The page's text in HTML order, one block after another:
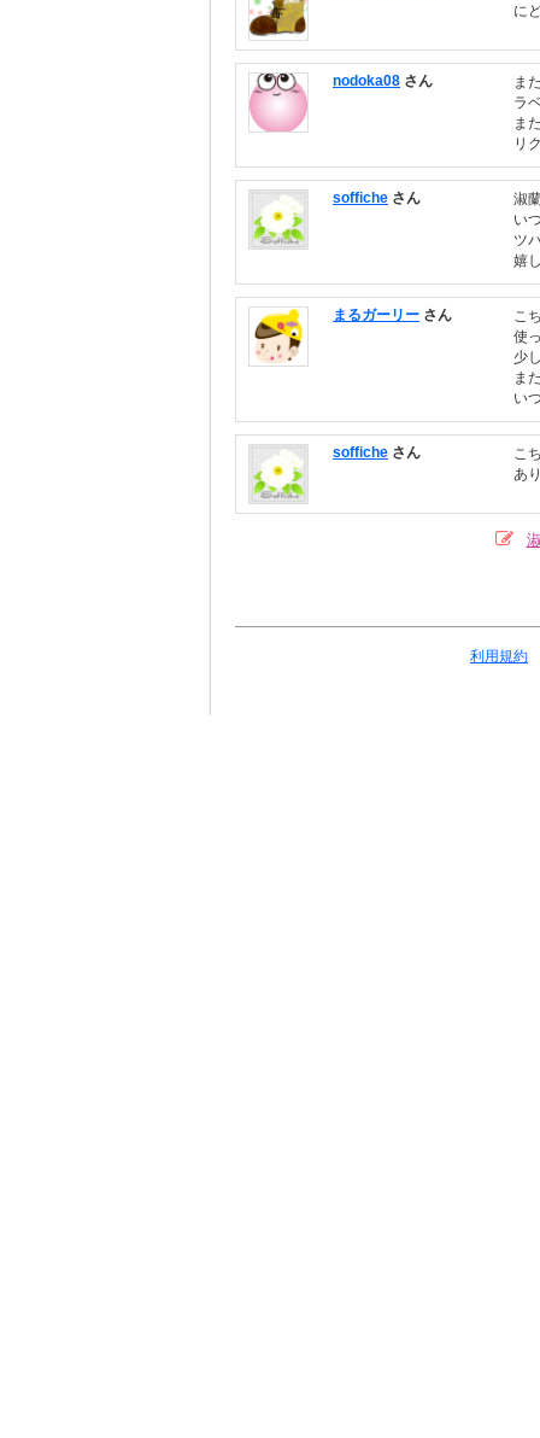
に
nodoka08 さん
ま
ラ
ま
リ
soffiche さん
淑
い
ツ
嬉
まるガーリー さん
こ
使
少
ま
い
soffiche さん
こ
あ
利用規約